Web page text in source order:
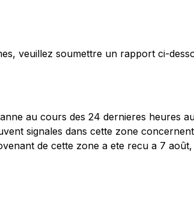
veuillez soumettre un rapport ci-
au cours des 24 dernieres heures
signales dans cette zone
de cette zone a ete recu a 7 août,